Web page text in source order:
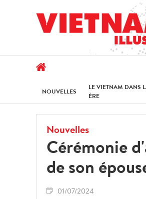
NOUVELLES
LE VIETNAM DANS
ÈRE
Nouvelles
Cérémonie
de son
01/07/2024